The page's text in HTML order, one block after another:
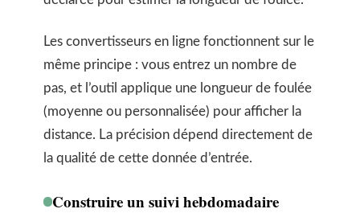
Les convertisseurs en ligne fonctionnent sur le
même principe : vous entrez un nombre de
pas, et l’outil applique une longueur de foulée
(moyenne ou personnalisée) pour afficher la
distance. La précision dépend directement de
la qualité de cette donnée d’entrée.
Construire un suivi hebdomadaire